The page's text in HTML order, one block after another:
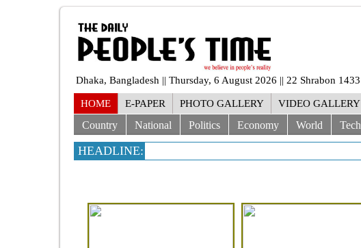
Dhaka, Bangladesh || Thursday, 6 August 2026 || 22 Shrabon 1433
HOME E-PAPER PHOTO GALLERY VIDEO GALLERY
Country National Politics Economy World Tech
HEADLINE: